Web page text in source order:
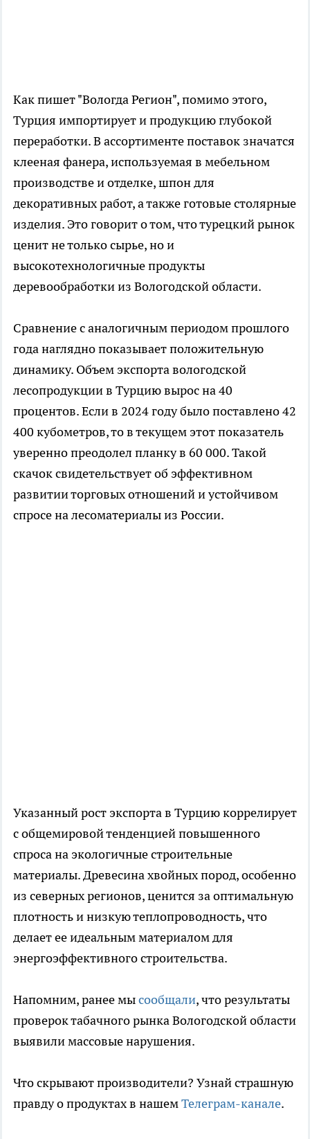
Как пишет "Вологда Регион", помимо этого,
Турция импортирует и продукцию глубокой
переработки. В ассортименте поставок значатся
клееная фанера, используемая в мебельном
производстве и отделке, шпон для
декоративных работ, а также готовые столярные
изделия. Это говорит о том, что турецкий рынок
ценит не только сырье, но и
высокотехнологичные продукты
деревообработки из Вологодской области.
Сравнение с аналогичным периодом прошлого
года наглядно показывает положительную
динамику. Объем экспорта вологодской
лесопродукции в Турцию вырос на 40
процентов. Если в 2024 году было поставлено 42
400 кубометров, то в текущем этот показатель
уверенно преодолел планку в 60 000. Такой
скачок свидетельствует об эффективном
развитии торговых отношений и устойчивом
спросе на лесоматериалы из России.
Указанный рост экспорта в Турцию коррелирует
с общемировой тенденцией повышенного
спроса на экологичные строительные
материалы. Древесина хвойных пород, особенно
из северных регионов, ценится за оптимальную
плотность и низкую теплопроводность, что
делает ее идеальным материалом для
энергоэффективного строительства.
Напомним, ранее мысообщали, что результаты
проверок табачного рынка Вологодской области
выявили массовые нарушения.
Что скрывают производители? Узнай страшную
правду о продуктах в нашемТелеграм-канале.